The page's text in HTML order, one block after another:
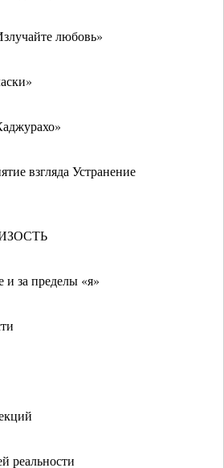
любовь»
взгляда Устранение
и за пределы «я»
реальности